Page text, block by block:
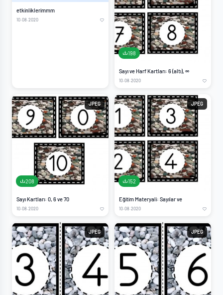
etkinliklerimmm
10.08.2020
198
Sayı ve Harf Kartları: 6 (altı), ∞
10.08.2020
JPEG
208
Sayı Kartları: 0, 6 ve 70
10.08.2020
JPEG
152
Eğitim Materyali: Sayılar ve
10.08.2020
JPEG JPEG